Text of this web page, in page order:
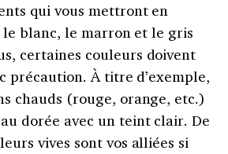
qui vous mettront en
blanc, le marron et le gris
certaines couleurs doivent
précaution. À titre d’exemple,
chauds (rouge, orange, etc.)
dorée avec un teint clair. De
vives sont vos alliées si